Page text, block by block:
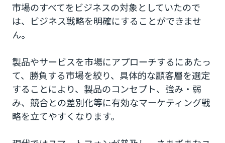
1.Realistic Scale ：有効な市場規模
3.Rank／Ripple Effect：顧客の優先順位／波及
効果
4.Reach：到達可能性
5.Rival：競合状況
市場のすべてをビジネスの対象としていたので
は、ビジネス戦略を明確にすることができませ
ん。
製品やサービスを市場にアプローチするにあたっ
て、勝負する市場を絞り、具体的な顧客層を選定
することにより、製品のコンセプト、強み・弱
み、競合との差別化等に有効なマーケティング戦
略を立てやすくなります。